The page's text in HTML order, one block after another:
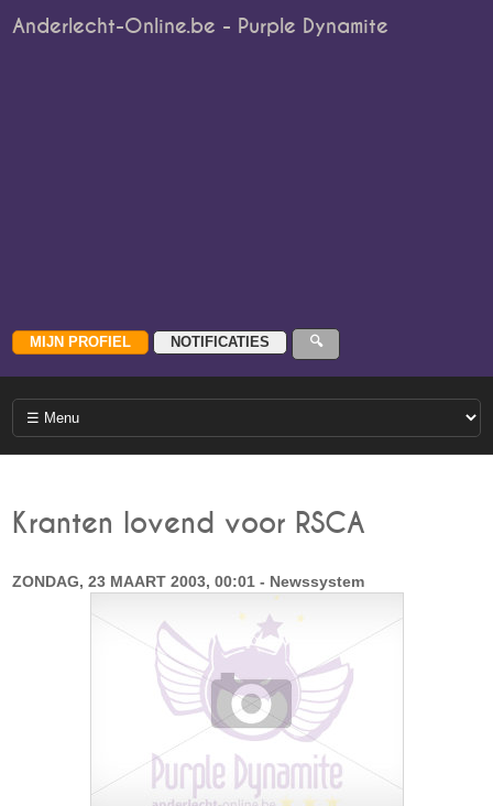
Anderlecht-Online.be - Purple Dynamite
Kranten lovend voor RSCA
ZONDAG, 23 MAART 2003, 00:01 - Newssystem